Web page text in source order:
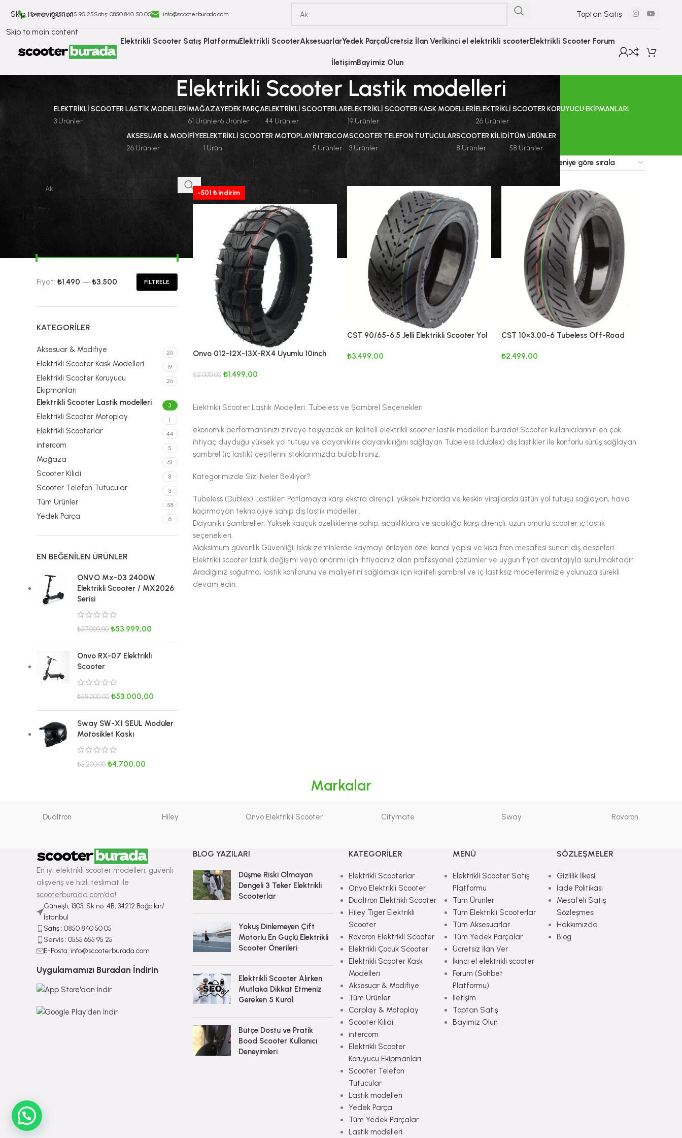
Skip to navigation
Skip to main content
Servis : 0555 655 95 25Satış: ⁠0850 840 50 05 info@scooterburada.com Toptan Satış
Elektrikli Scooter Satış PlatformuElektrikli ScooterAksesuarlarYedek ParçaÜcretsiz İlan Verİkinci el elektrikli scooterElektrikli Scooter Forum
İletişimBayimiz Olun
Elektrikli Scooter Lastik modelleri
ELEKTRIKLI SCOOTER LASTIK MODELLERI
3 Ürünler
MAĞAZA
61 Ürünler
YEDEK PARÇA
6 Ürünler
ELEKTRIKLI SCOOTERLAR
44 Ürünler
ELEKTRIKLI SCOOTER KASK MODELLERI
19 Ürünler
ELEKTRIKLI SCOOTER KORUYUCU EKIPMANLARI
26 Ürünler
AKSESUAR & MODIFIYE
26 Ürünler
ELEKTRIKLI SCOOTER MOTOPLAY
1 Ürün
INTERCOM
5 Ürünler
SCOOTER TELEFON TUTUCULAR
3 Ürünler
SCOOTER KILIDI
8 Ürünler
TÜM ÜRÜNLER
58 Ürünler
FILTRELE
Fiyat:₺1.490 —₺3.500
KATEGORILER
Aksesuar & Modifiye 26
Elektrikli Scooter Kask Modelleri 19
Elektrikli Scooter Koruyucu
Ekipmanları
26
Elektrikli Scooter Lastik modelleri 3
Elektrikli Scooter Motoplay 1
Elektrikli Scooterlar 44
intercom 5
Mağaza 61
Scooter Kilidi 8
Scooter Telefon Tutucular 3
Tüm Ürünler 58
Yedek Parça 6
EN BEĞENILEN ÜRÜNLER
ONVO Mx-03 2400W
Elektrikli Scooter / MX2026
Serisi
₺57.000,00 ₺53.999,00
Onvo RX-07 Elektrikli
Scooter
₺58.000,00 ₺53.000,00
Sway SW-X1 SEUL Modüler
Motosiklet Kaskı
₺5.200,00 ₺4.700,00
Elektrikli Scooter Lastik modelleri
-501 ₺ indirim
Onvo 012-12X-13X-RX4 Uyumlu 10inch
₺2.000,00 ₺1.499,00
CST 90/65-6.5 Jelli Elektrikli Scooter Yol
₺3.499,00
CST 10×3.00-6 Tubeless Off-Road
₺2.499,00
Elektrikli Scooter Lastik Modelleri: Tubeless ve Şambrel Seçenekleri
ekonomik performansınızı zirveye taşıyacak en kaliteli elektrikli scooter lastik modelleri burada! Scooter kullanıcılarının en çok
ihtiyaç duyduğu yüksek yol tutuşu ve dayanıklılık dayanıklılığını sağlayan Tubeless (dublex) dış lastikler ile konforlu sürüş sağlayan
şambrel (iç lastik) çeşitlerini stoklarımızda bulabilirsiniz.
Kategorimizde Sizi Neler Bekliyor?
Tubeless (Dublex) Lastikler: Patlamaya karşı ekstra dirençli, yüksek hızlarda ve keskin virajlarda üstün yol tutuşu sağlayan, hava
kaçırmayan teknolojiye sahip dış lastik modelleri.
Dayanıklı Şambreller: Yüksek kauçuk özelliklerine sahip, sıcaklıklara ve sıcaklığa karşı dirençli, uzun ömürlü scooter iç lastik
seçenekleri.
Maksimum güvenlik Güvenliği: Islak zeminlerde kaymayı önleyen özel kanal yapısı ve kısa fren mesafesi sunan diş desenleri.
Elektrikli scooter lastik değişimi veya onarımı için ihtiyacınız olan profesyonel çözümler ve uygun fiyat avantajıyla sunulmaktadır.
Aradığınız soğutma, lastik konforunu ve maliyetini sağlamak için kaliteli şambrel ve iç lastiksiz modellerimizle yolunuza sürekli
devam edin.
Markalar
Dualtron Hiley Onvo Elektrikli Scooter Citymate Sway Rovoron
En iyi elektrikli scooter modelleri, güvenli
alışveriş ve hızlı teslimat ile
scooterburada.com’da!
Güneşli, 1303. Sk no: 4B, 34212 Bağcılar/
İstanbul
Satış : ⁠0850 840 50 05
Servis : 0555 655 95 25
E-Posta: info@scooterburada.com
Uygulamamızı Buradan İndirin
BLOG YAZILARI
Düşme Riski Olmayan
Dengeli 3 Teker Elektrikli
Scooterlar
Yokuş Dinlemeyen Çift
Motorlu En Güçlü Elektrikli
Scooter Önerileri
Elektrikli Scooter Alırken
Mutlaka Dikkat Etmeniz
Gereken 5 Kural
Bütçe Dostu ve Pratik
Bood Scooter Kullanıcı
Deneyimleri
KATEGORILER
Elektrikli Scooterlar
Onvo Elektrikli Scooter
Dualtron Elektrikli Scooter
Hiley Tiger Elektrikli
Scooter
Rovoron Elektrikli Scooter
Elektrikli Çocuk Scooter
Elektrikli Scooter Kask
Modelleri
Aksesuar & Modifiye
Tüm Ürünler
Carplay & Motoplay
Scooter Kilidi
intercom
Elektrikli Scooter
Koruyucu Ekipmanları
Scooter Telefon
Tutucular
Lastik modelleri
Yedek Parça
Tüm Yedek Parçalar
Lastik modelleri
MENÜ
Elektrikli Scooter Satış
Platformu
Tüm Ürünler
Tüm Elektrikli Scooterlar
Tüm Aksesuarlar
Tüm Yedek Parçalar
Ücretsiz İlan Ver
İkinci el elektrikli scooter
Forum (Sohbet
Platformu)
İletişim
Toptan Satış
Bayimiz Olun
SÖZLEŞMELER
Gizlilik İlkesi
İade Politikası
Mesafeli Satış
Sözleşmesi
Hakkımızda
Blog